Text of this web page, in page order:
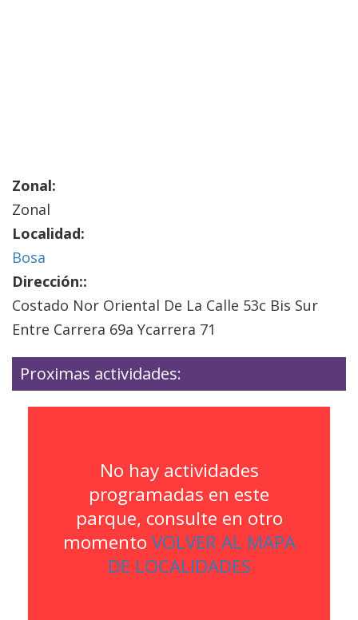
Zonal:
Zonal
Localidad:
Bosa
Dirección::
Costado Nor Oriental De La Calle 53c Bis Sur
Entre Carrera 69a Ycarrera 71
Proximas actividades:
No hay actividades
programadas en este
parque, consulte en otro
momento VOLVER AL MAPA
DE LOCALIDADES